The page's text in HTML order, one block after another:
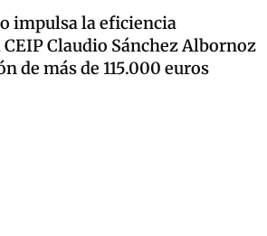
impulsa la eficiencia
Claudio Sánchez Albornoz
de más de 115.000 euros